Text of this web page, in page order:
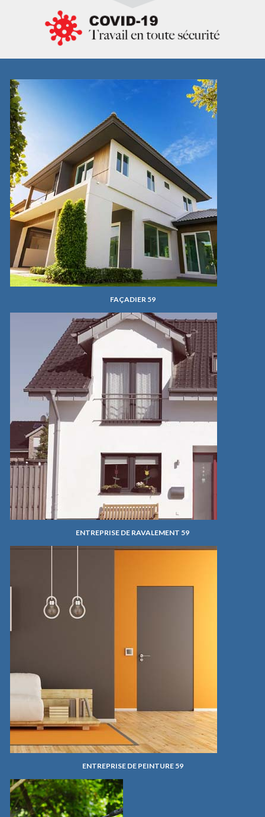
FAÇADIER 59
ENTREPRISE DE RAVALEMENT 59
ENTREPRISE DE PEINTURE 59